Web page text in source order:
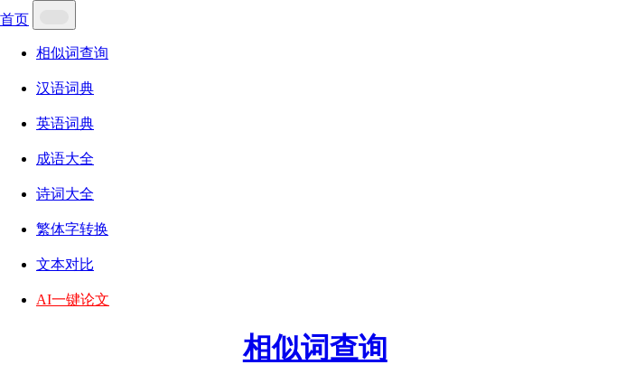
首页
相似词查询
汉语词典
英语词典
成语大全
诗词大全
繁体字转换
文本对比
AI一键论文
相似词查询